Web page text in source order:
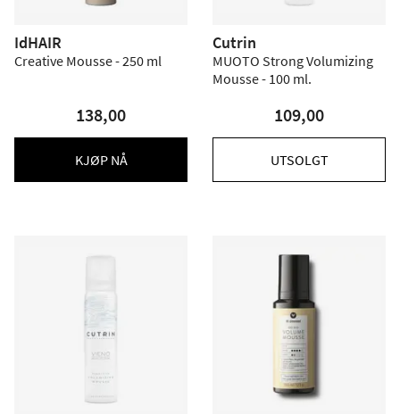
IdHAIR
Creative Mousse - 250 ml
138,00
KJØP NÅ
Cutrin
MUOTO Strong Volumizing
Mousse - 100 ml.
109,00
UTSOLGT